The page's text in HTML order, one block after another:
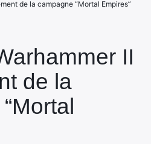
II
de la
de la campagne “Mortal Empires”